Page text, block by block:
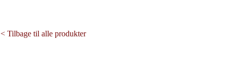
< Tilbage til alle produkter